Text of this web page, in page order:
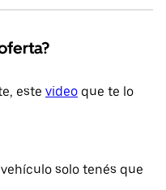
este video que te lo
solo tenés que